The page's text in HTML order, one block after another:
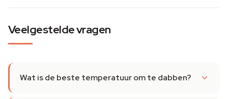
Veelgestelde vragen
Wat is de beste temperatuur om te dabben?